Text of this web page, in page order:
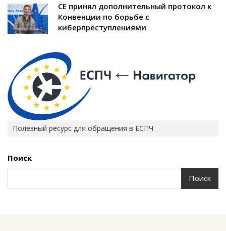
СЕ принял дополнительный протокол к
Конвенции по борьбе с
киберпреступлениями
Полезный ресурс для обращения в ЕСПЧ
Поиск
Поиск